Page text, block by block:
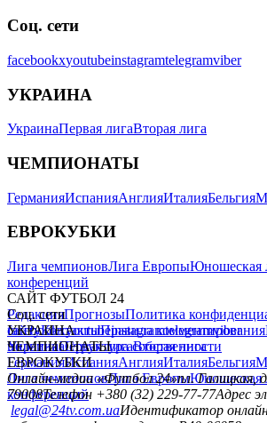
Соц. сети
facebookxyoutubeinstagramtelegramviber
УКРАИНА
УкраинаПервая лигаВторая лига
ЧЕМПИОНАТЫ
ГерманияИспанияАнглияИталияБельгия
ЕВРОКУБКИ
Лига чемпионовЛига ЕвропыЮношеская
конференций
САЙТ ФУТБОЛ 24
РедакцияПрогнозыПолитика
сайтуКонтактыПравила комментирования
политикаСтруктура собственности
Соц. сети
facebookxyoutubeinstagramtelegramviber
УКРАИНА
УкраинаПервая лигаВторая лига
ЧЕМПИОНАТЫ
ГерманияИспанияАнглияИталияБельгия
ЕВРОКУБКИ
Лига чемпионовЛига ЕвропыЮношеская
конференций
Онлайн-медиа «Футбол 24»пл. Галицкая,
79008Телефон +380 (32) 229-77-77Адрес
legal@24tv.com.uaИдентификатор